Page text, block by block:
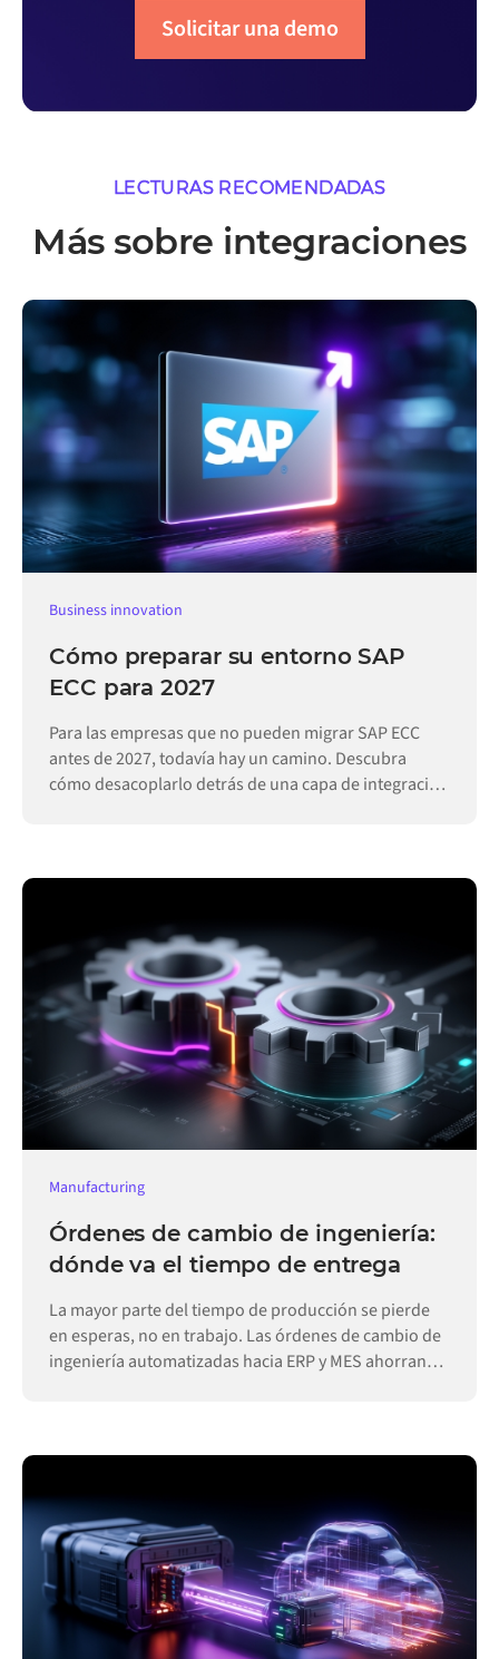
Solicitar una demo
LECTURAS RECOMENDADAS
Más sobre integraciones
Business innovation
Cómo preparar su entorno SAP
ECC para 2027
Para las empresas que no pueden migrar SAP ECC
antes de 2027, todavía hay un camino. Descubra
cómo desacoplarlo detrás de una capa de integración
Manufacturing
Órdenes de cambio de ingeniería:
dónde va el tiempo de entrega
La mayor parte del tiempo de producción se pierde
en esperas, no en trabajo. Las órdenes de cambio de
ingeniería automatizadas hacia ERP y MES ahorran